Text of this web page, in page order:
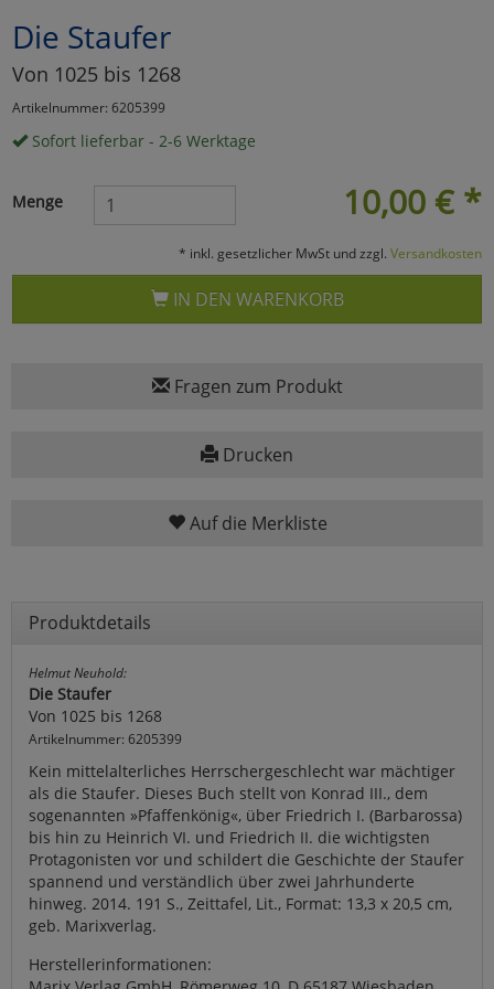
Die Staufer
Von 1025 bis 1268
Artikelnummer: 6205399
Sofort lieferbar - 2-6 Werktage
10,00 € *
Menge
* inkl. gesetzlicher MwSt und zzgl. Versandkosten
IN DEN WARENKORB
Fragen zum Produkt
Drucken
Auf die Merkliste
Produktdetails
Helmut Neuhold:
Die Staufer
Von 1025 bis 1268
Artikelnummer: 6205399
Kein mittelalterliches Herrschergeschlecht war mächtiger
als die Staufer. Dieses Buch stellt von Konrad III., dem
sogenannten »Pfaffenkönig«, über Friedrich I. (Barbarossa)
bis hin zu Heinrich VI. und Friedrich II. die wichtigsten
Protagonisten vor und schildert die Geschichte der Staufer
spannend und verständlich über zwei Jahrhunderte
hinweg. 2014. 191 S., Zeittafel, Lit., Format: 13,3 x 20,5 cm,
geb. Marixverlag.
Herstellerinformationen:
Marketing
Umfragetools
Cookies
Alle Akzeptieren
Cookies
zurückzu Haupptseite